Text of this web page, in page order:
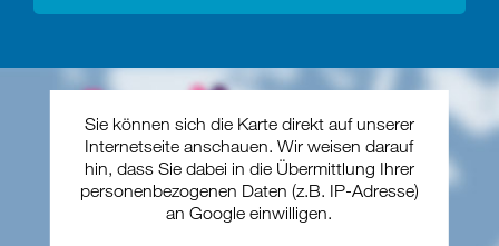
Sie können sich die Karte direkt auf unserer
Internetseite anschauen. Wir weisen darauf
hin, dass Sie dabei in die Übermittlung Ihrer
personenbezogenen Daten (z.B. IP-Adresse)
an Google einwilligen.